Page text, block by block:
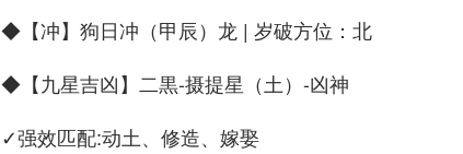
◆ 【冲】 狗日冲（甲辰）龙 | 岁破方位：北
◆ 【九星吉凶】 二黒-摄提星（土）-凶神
✓强效匹配:动土、修造、嫁娶